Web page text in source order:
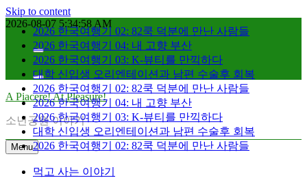
Skip to content
2026-08-07 5:34:59 AM
2026 한국여행기 02: 82쿡 덕분에 만난 사람들
2026 한국여행기 04: 내 고향 부산
2026 한국여행기 03: K-뷰티를 만끽하다
대학 신입생 오리엔테이션과 남편 수술후 회복
2026 한국여행기 02: 82쿡 덕분에 만난 사람들
2026 한국여행기 04: 내 고향 부산
2026 한국여행기 03: K-뷰티를 만끽하다
대학 신입생 오리엔테이션과 남편 수술후 회복
2026 한국여행기 02: 82쿡 덕분에 만난 사람들
A Piacere! At Pleasure!
소년공원 이야기
Menu
먹고 사는 이야기